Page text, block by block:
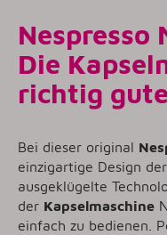
Nespresso
Die
richtig
Bei dieser original
einzigartige Design der
ausgeklügelte
der Kapselmaschine
einfach zu bedienen.